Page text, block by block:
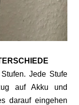
Jede Stufe
auf Akku und
darauf eingehen